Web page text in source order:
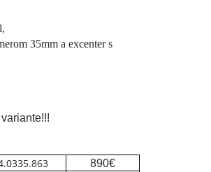
35mm a excenter s
variante!!!
890€